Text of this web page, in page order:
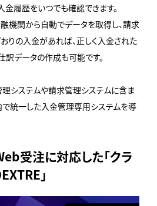
履歴をいつでも確認できます。
機関から自動でデータを取得し、請求
りの入金があれば、正しく入金された
訳データの作成も可能です。
理システムや請求管理システムに含ま
で統一した入金管理専用システムを導
受注に対応した「クラ
」